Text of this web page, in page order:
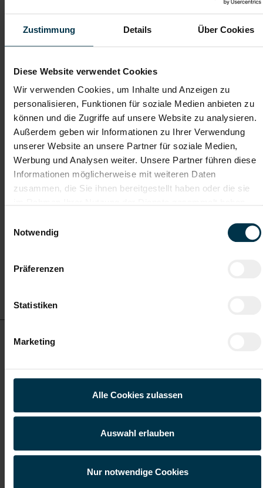
Zustimmung Details Über Cookies
Diese Website verwendet Cookies
Wir verwenden Cookies, um Inhalte und Anzeigen zu
personalisieren, Funktionen für soziale Medien anbieten zu
können und die Zugriffe auf unsere Website zu analysieren.
Außerdem geben wir Informationen zu Ihrer Verwendung
unserer Website an unsere Partner für soziale Medien,
Werbung und Analysen weiter. Unsere Partner führen diese
Informationen möglicherweise mit weiteren Daten
zusammen, die Sie ihnen bereitgestellt haben oder die sie
Notwendig
Präferenzen
Statistiken
Marketing
Alle Cookies zulassen
Auswahl erlauben
Nur notwendige Cookies
Fairnessabkommen
Weiterbildungsangebote
sowie Aufstiegsmöglichkeiten
Weitere interessante Jobmöglichkeiten
Betriebschlosser:In in Voitsberg mit dem Schwerpunkt
Produktionsanlagen Vollzeit (m/w/d)
ab EUR 17,50
Vollzeit
MAG-Schweißer Voitsberg Vollzeit (m/w/d)
ab EUR 3.478,51
Vollzeit